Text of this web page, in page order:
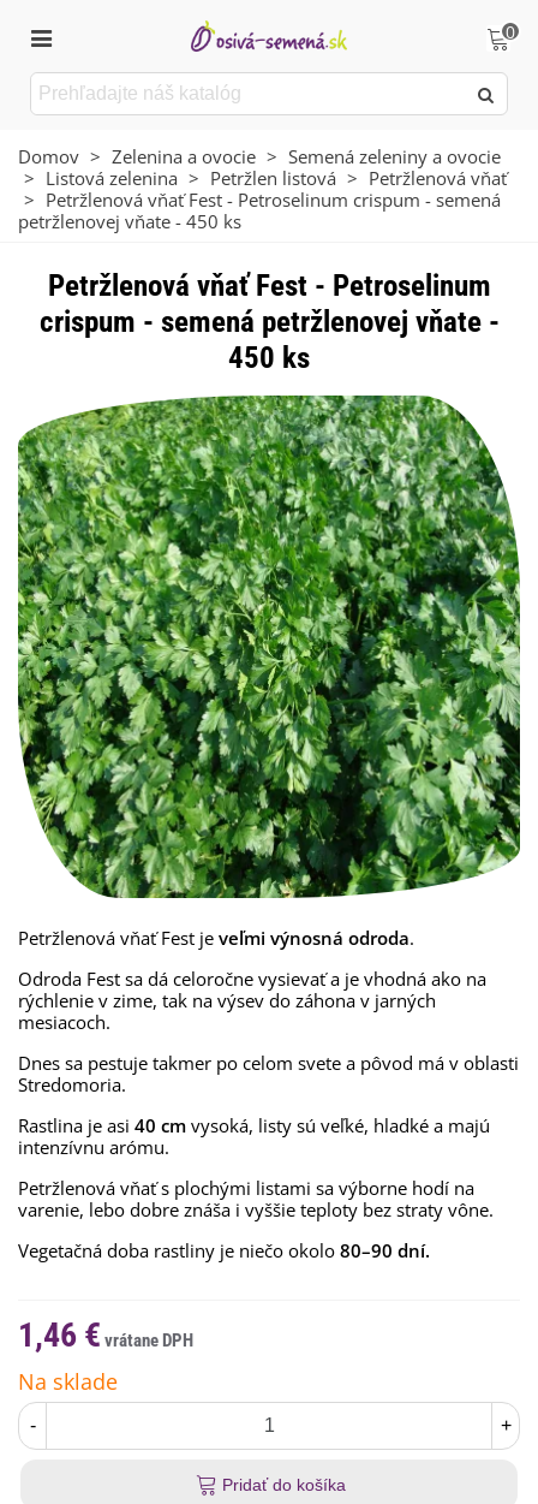
0
Domov > Zelenina a ovocie > Semená zeleniny a ovocie
> Listová zelenina > Petržlen listová > Petržlenová vňať
> Petržlenová vňať Fest - Petroselinum crispum - semená
petržlenovej vňate - 450 ks
Petržlenová vňať Fest - Petroselinum
crispum - semená petržlenovej vňate -
450 ks
Petržlenová vňať Fest je veľmi výnosná odroda.
Odroda Fest sa dá celoročne vysievať a je vhodná ako na
rýchlenie v zime, tak na výsev do záhona v jarných
mesiacoch.
Dnes sa pestuje takmer po celom svete a pôvod má v oblasti
Stredomoria.
Rastlina je asi 40 cm vysoká, listy sú veľké, hladké a majú
intenzívnu arómu.
Petržlenová vňať s plochými listami sa výborne hodí na
varenie, lebo dobre znáša i vyššie teploty bez straty vône.
Vegetačná doba rastliny je niečo okolo 80–90 dní.
1,46 €
Na sklade
- +
Pridať do košíka